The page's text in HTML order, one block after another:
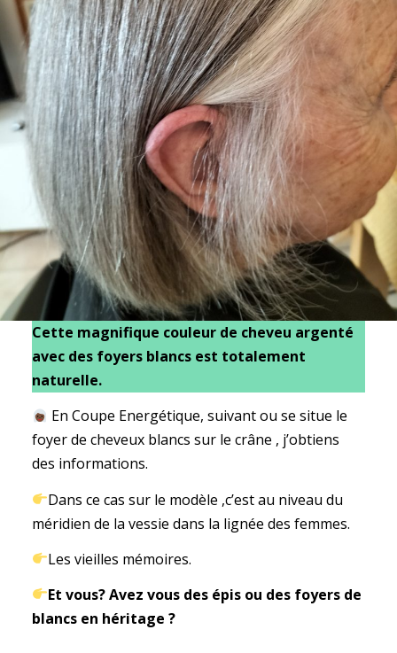
Cette magnifique couleur de cheveu argenté
avec des foyers blancs est totalement
naturelle.
En Coupe Energétique, suivant ou se situe le
foyer de cheveux blancs sur le crâne , j’obtiens
des informations.
Dans ce cas sur le modèle ,c’est au niveau du
méridien de la vessie dans la lignée des femmes.
Les vieilles mémoires.
Et vous? Avez vous des épis ou des foyers de
blancs en héritage ?